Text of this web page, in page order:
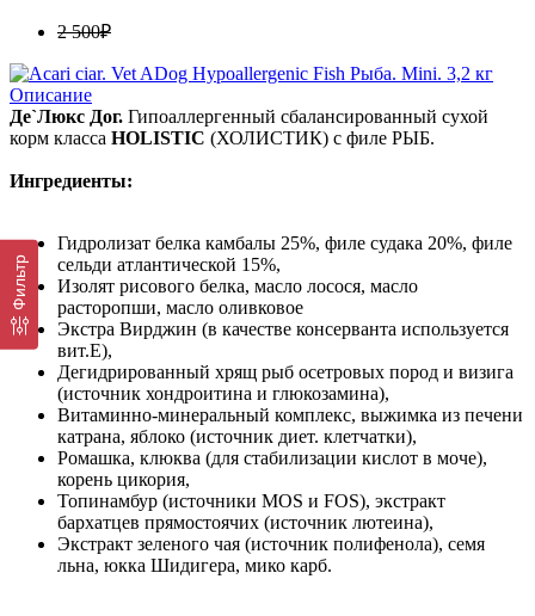
Фильтр
2 500₽
Описание
Де`Люкс Дог. Гипоаллергенный сбалансированный сухой
корм класса HOLISTIC (ХОЛИСТИК) с филе РЫБ.
Ингредиенты:
Гидролизат белка камбалы 25%, филе судака 20%, филе
сельди атлантической 15%,
Изолят рисового белка, масло лосося, масло
расторопши, масло оливковое
Экстра Вирджин (в качестве консерванта используется
вит.Е),
Дегидрированный хрящ рыб осетровых пород и визига
(источник хондроитина и глюкозамина),
Витаминно-минеральный комплекс, выжимка из печени
катрана, яблоко (источник диет. клетчатки),
Ромашка, клюква (для стабилизации кислот в моче),
корень цикория,
Топинамбур (источники MOS и FOS), экстракт
бархатцев прямостоячих (источник лютеина),
Экстракт зеленого чая (источник полифенола), семя
льна, юкка Шидигера, мико карб.